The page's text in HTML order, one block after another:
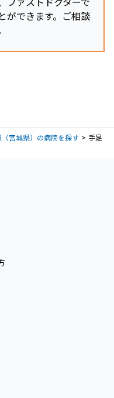
ができます。ご相談
宮城県）の病院を探す
手足